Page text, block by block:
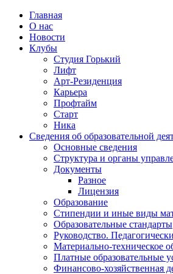
Главная
О нас
Новости
Клубы
Студия Горький
Лифт
Арт-Резиденция
Карьера
Профтайм
Старт
Ника
Сведения об образовательной
Основные сведения
Структура и органы
Документы
Разное
Лицензия
Образование
Стипендии и иные виды
Образовательные стандарты
Руководство.
Материально-техническое
Платные образовательные
Финансово-хозяйственная